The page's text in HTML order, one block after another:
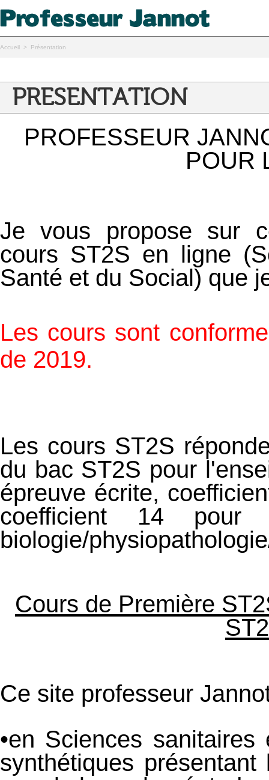
Accueil > Présentation
PRESENTATION
PROFESSEUR
POUR
Je vous propose sur
cours ST2S en ligne
Santé et du Social) que
Les cours sont
de 2019.
Les cours ST2S
du bac ST2S pour
épreuve écrite,
coefficient 14
biologie/
Cours de Première
Ce site professeur
•en Sciences
synthétiques